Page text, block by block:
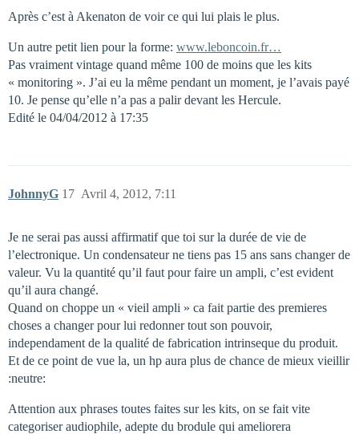
Après c’est à Akenaton de voir ce qui lui plais le plus.
Un autre petit lien pour la forme: www.leboncoin.fr…
Pas vraiment vintage quand même 100 de moins que les kits
« monitoring ». J’ai eu la même pendant un moment, je l’avais payé
10. Je pense qu’elle n’a pas a palir devant les Hercule.
Edité le 04/04/2012 à 17:35
JohnnyG Avril 4, 2012, 7:11
17
Je ne serai pas aussi affirmatif que toi sur la durée de vie de
l’electronique. Un condensateur ne tiens pas 15 ans sans changer de
valeur. Vu la quantité qu’il faut pour faire un ampli, c’est evident
qu’il aura changé.
Quand on choppe un « vieil ampli » ca fait partie des premieres
choses a changer pour lui redonner tout son pouvoir,
independament de la qualité de fabrication intrinseque du produit.
Et de ce point de vue la, un hp aura plus de chance de mieux vieillir
:neutre:
Attention aux phrases toutes faites sur les kits, on se fait vite
categoriser audiophile, adepte du brodule qui ameliorera